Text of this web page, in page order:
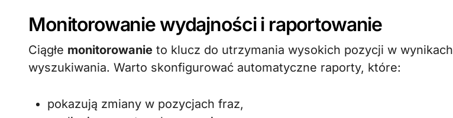
Monitorowanie wydajności i raportowanie
Ciągłe monitorowanie to klucz do utrzymania wysokich pozycji w wynikach
wyszukiwania. Warto skonfigurować automatyczne raporty, które:
pokazują zmiany w pozycjach fraz,